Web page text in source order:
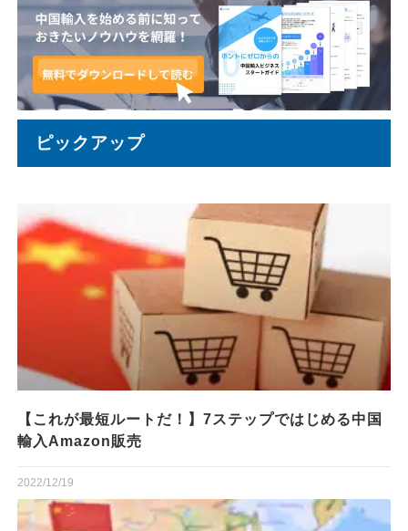
ピックアップ
【これが最短ルートだ！】7ステップではじめる中国
輸入Amazon販売
2022/12/19